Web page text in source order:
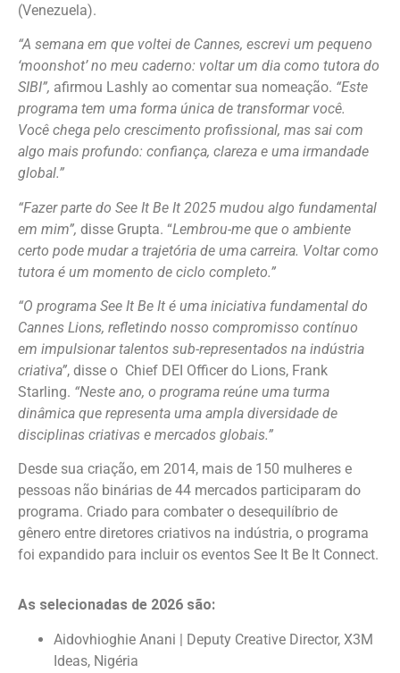
(Venezuela).
“A semana em que voltei de Cannes, escrevi um pequeno
‘moonshot’ no meu caderno: voltar um dia como tutora do
SIBI”, afirmou Lashly ao comentar sua nomeação. “Este
programa tem uma forma única de transformar você.
Você chega pelo crescimento profissional, mas sai com
algo mais profundo: confiança, clareza e uma irmandade
global.”
“Fazer parte do See It Be It 2025 mudou algo fundamental
em mim”, disse Grupta. “Lembrou-me que o ambiente
certo pode mudar a trajetória de uma carreira. Voltar como
tutora é um momento de ciclo completo.”
“O programa See It Be It é uma iniciativa fundamental do
Cannes Lions, refletindo nosso compromisso contínuo
em impulsionar talentos sub-representados na indústria
criativa”, disse o Chief DEI Officer do Lions, Frank
Starling. “Neste ano, o programa reúne uma turma
dinâmica que representa uma ampla diversidade de
disciplinas criativas e mercados globais.”
Desde sua criação, em 2014, mais de 150 mulheres e
pessoas não binárias de 44 mercados participaram do
programa. Criado para combater o desequilíbrio de
gênero entre diretores criativos na indústria, o programa
foi expandido para incluir os eventos See It Be It Connect.
As selecionadas de 2026 são:
Aidovhioghie Anani | Deputy Creative Director, X3M
Ideas, Nigéria